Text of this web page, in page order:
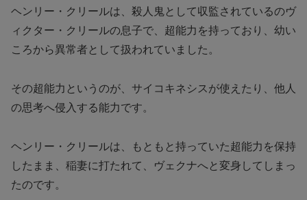
ヘンリー・クリールは、殺人鬼として収監されているのヴ
ィクター・クリールの息子で、超能力を持っており、幼い
ころから異常者として扱われていました。
その超能力というのが、サイコキネシスが使えたり、他人
の思考へ侵入する能力です。
ヘンリー・クリールは、もともと持っていた超能力を保持
したまま、稲妻に打たれて、ヴェクナへと変身してしまっ
たのです。